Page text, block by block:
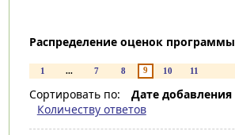
Распределение оценок программы
1 ... 7 8 9 10 11
Сортировать по: Дате добавления
Количеству ответов